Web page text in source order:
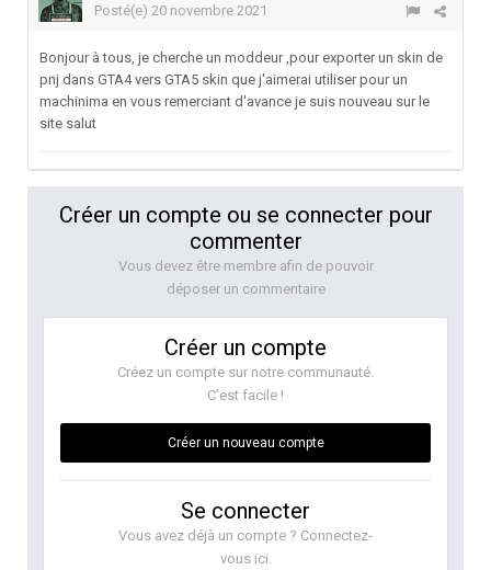
Posté(e) 20 novembre 2021
Bonjour à tous, je cherche un moddeur ,pour exporter un skin de
pnj dans GTA4 vers GTA5 skin que j'aimerai utiliser pour un
machinima en vous remerciant d'avance je suis nouveau sur le
site salut
Créer un compte ou se connecter pour
commenter
Vous devez être membre afin de pouvoir
déposer un commentaire
Créer un compte
Créez un compte sur notre communauté.
C’est facile !
Créer un nouveau compte
Se connecter
Vous avez déjà un compte ? Connectez-
vous ici.